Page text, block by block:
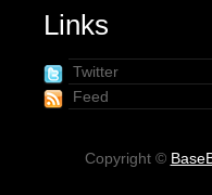
Links
Twitter
Feed
Copyright ©